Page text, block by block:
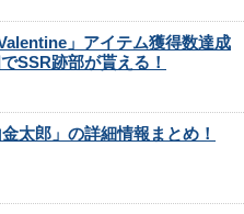
」アイテム獲得数達成
SSR跡部が貰える！
太郎」の詳細情報まとめ！